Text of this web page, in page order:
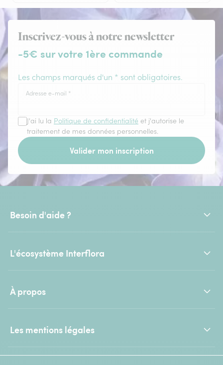
Inscrivez-vous à notre newsletter
-5€ sur votre 1ère commande
Les champs marqués d'un * sont obligatoires.
Adresse e-mail *
J'ai lu la Politique de confidentialité et j'autorise le
traitement de mes données personnelles.
Valider mon inscription
Besoin d'aide ?
L'écosystème Interflora
À propos
Les mentions légales